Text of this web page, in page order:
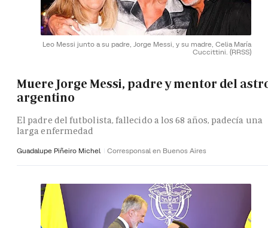
Leo Messi junto a su padre, Jorge Messi, y su madre, Celia María
Cuccittini. (RRSS)
Muere Jorge Messi, padre y mentor del
argentino
El padre del futbolista, fallecido a los 68 años, padecía una
larga enfermedad
Guadalupe Piñeiro Michel Corresponsal en Buenos Aires